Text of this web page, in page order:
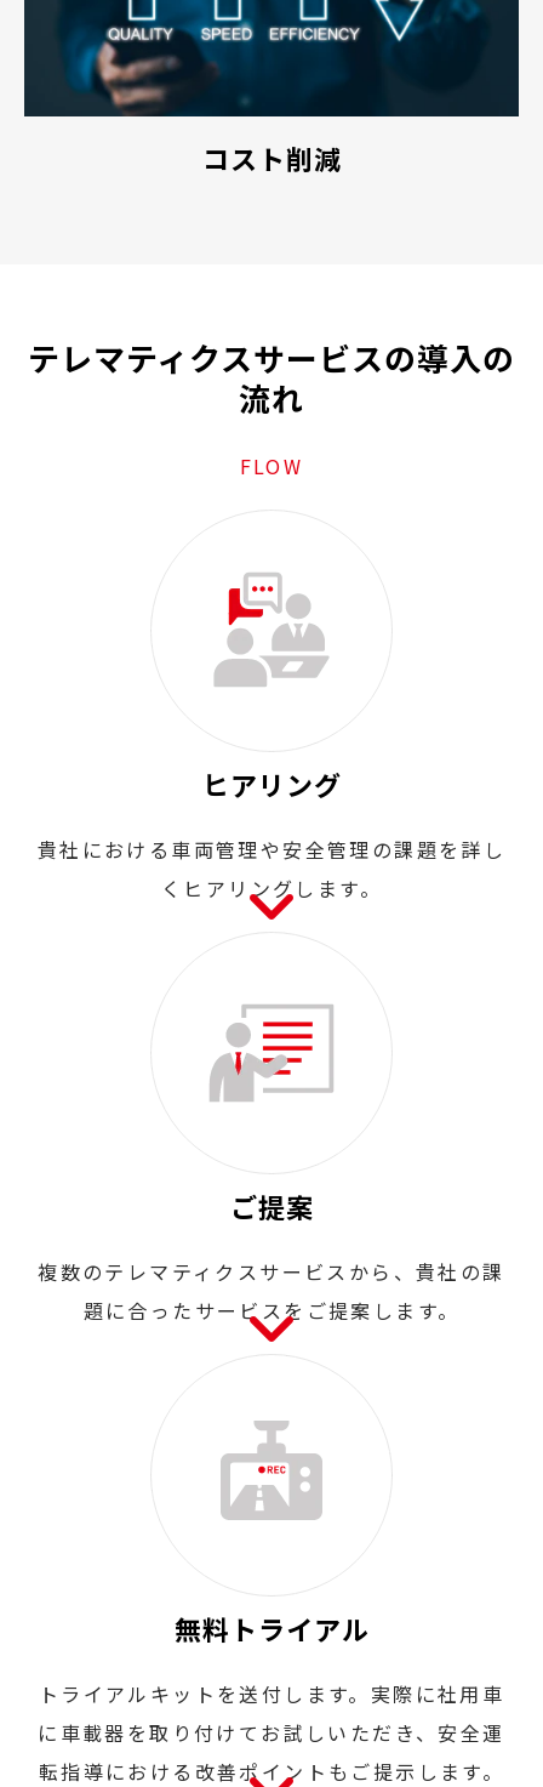
コスト削減
テレマティクスサービスの導入の
流れ
FLOW
ヒアリング
貴社における車両管理や安全管理の課題を詳し
くヒアリングします。
ご提案
複数のテレマティクスサービスから、貴社の課
題に合ったサービスをご提案します。
無料トライアル
トライアルキットを送付します。実際に社用車
に車載器を取り付けてお試しいただき、安全運
転指導における改善ポイントもご提示します。